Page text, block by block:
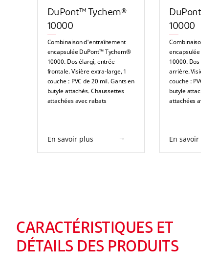
DuPont™ Tychem®
10000
Combinaison d'entraînement
encapsulée DuPont™ Tychem®
10000. Dos élargi, entrée
frontale. Visière extra-large, 1
couche : PVC de 20 mil. Gants en
butyle attachés. Chaussettes
attachées avec rabats
étiquetée comme une
En savoir plus
DuPont™
10000
Combinaison
encapsulée
10000. Dos
arrière. Visière
couche : PVC de
butyle attachés.
attachées avec
étiquetée comme
En savoir plus
CARACTÉRISTIQUES ET
DÉTAILS DES PRODUITS